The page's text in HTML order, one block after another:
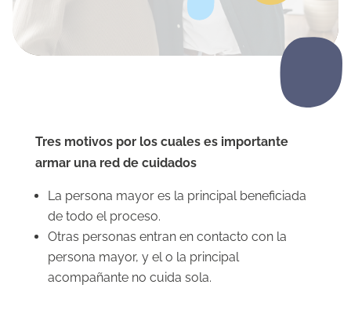
Tres motivos por los cuales es importante
armar una red de cuidados
La persona mayor es la principal beneficiada
de todo el proceso.
Otras personas entran en contacto con la
persona mayor, y el o la principal
acompañante no cuida sola.